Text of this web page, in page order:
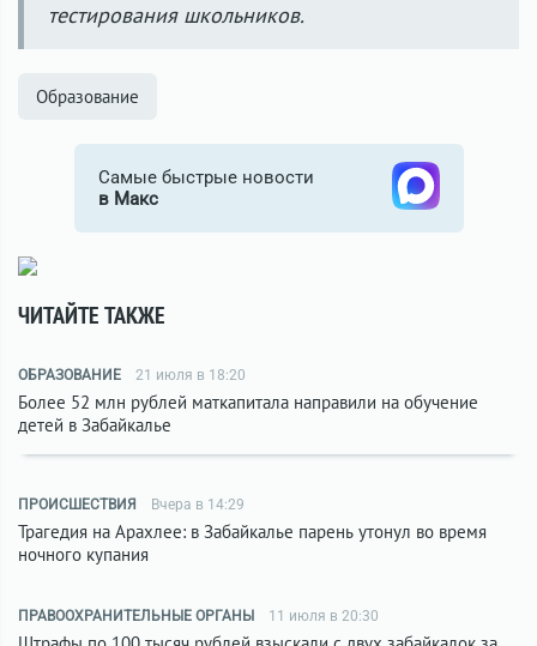
тестирования школьников.
Образование
Самые быстрые новости
в Макс
ЧИТАЙТЕ ТАКЖЕ
ОБРАЗОВАНИЕ 21 июля в 18:20
Более 52 млн рублей маткапитала направили на обучение
детей в Забайкалье
ПРОИСШЕСТВИЯ Вчера в 14:29
Трагедия на Арахлее: в Забайкалье парень утонул во время
ночного купания
ПРАВООХРАНИТЕЛЬНЫЕ ОРГАНЫ 11 июля в 20:30